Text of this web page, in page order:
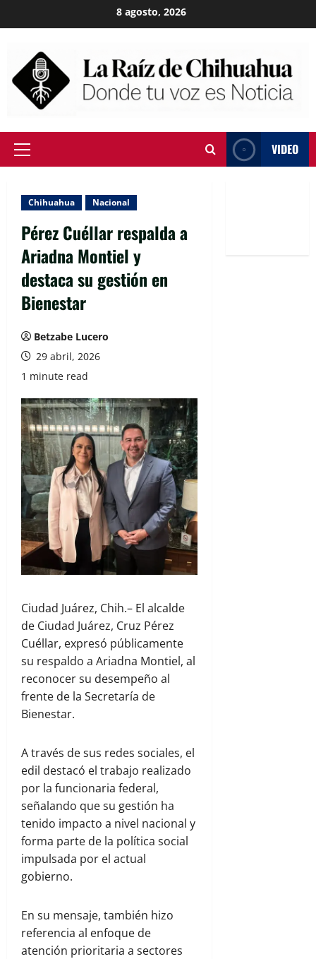
to
8 agosto, 2026
Primary
VIDEO
Chihuahua Nacional
Pérez Cuéllar respalda a
Ariadna Montiel y
destaca su gestión en
Bienestar
Betzabe Lucero
29 abril, 2026
1 minute read
Ciudad Juárez, Chih.– El alcalde
de Ciudad Juárez, Cruz Pérez
Cuéllar, expresó públicamente
su respaldo a Ariadna Montiel, al
reconocer su desempeño al
frente de la Secretaría de
Bienestar.
A través de sus redes sociales, el
edil destacó el trabajo realizado
por la funcionaria federal,
señalando que su gestión ha
tenido impacto a nivel nacional y
forma parte de la política social
impulsada por el actual
gobierno.
En su mensaje, también hizo
referencia al enfoque de
atención prioritaria a sectores